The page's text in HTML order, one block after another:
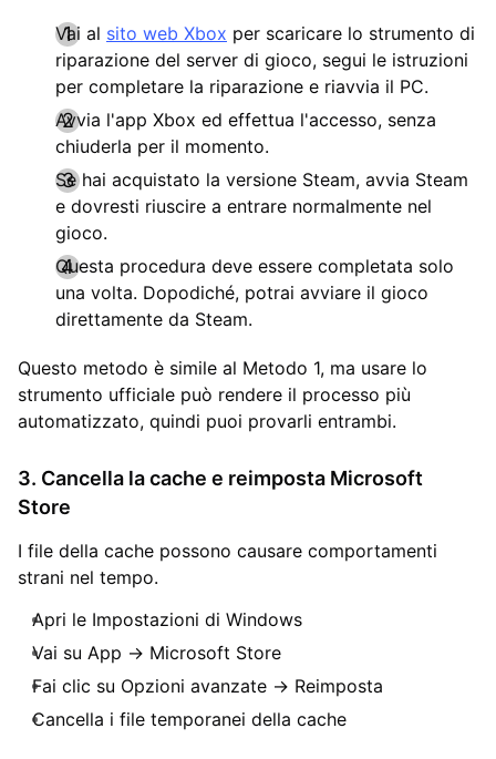
Vai al sito web Xbox per scaricare lo strumento di
riparazione del server di gioco, segui le istruzioni
per completare la riparazione e riavvia il PC.
Avvia l'app Xbox ed effettua l'accesso, senza
chiuderla per il momento.
Se hai acquistato la versione Steam, avvia Steam
e dovresti riuscire a entrare normalmente nel
gioco.
Questa procedura deve essere completata solo
una volta. Dopodiché, potrai avviare il gioco
direttamente da Steam.
Questo metodo è simile al Metodo 1, ma usare lo
strumento ufficiale può rendere il processo più
automatizzato, quindi puoi provarli entrambi.
3. Cancella la cache e reimposta Microsoft
Store
I file della cache possono causare comportamenti
strani nel tempo.
Apri le Impostazioni di Windows
Vai su App → Microsoft Store
Fai clic su Opzioni avanzate → Reimposta
Cancella i file temporanei della cache